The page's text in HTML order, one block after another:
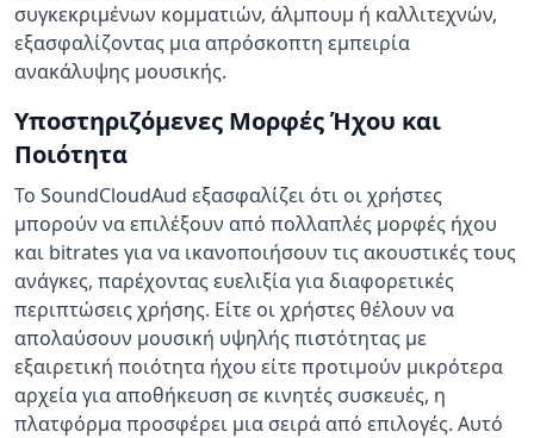
συγκεκριμένων κομματιών, άλμπουμ ή καλλιτεχνών,
εξασφαλίζοντας μια απρόσκοπτη εμπειρία
ανακάλυψης μουσικής.
Υποστηριζόμενες Μορφές Ήχου και
Ποιότητα
Το SoundCloudAud εξασφαλίζει ότι οι χρήστες
μπορούν να επιλέξουν από πολλαπλές μορφές ήχου
και bitrates για να ικανοποιήσουν τις ακουστικές τους
ανάγκες, παρέχοντας ευελιξία για διαφορετικές
περιπτώσεις χρήσης. Είτε οι χρήστες θέλουν να
απολαύσουν μουσική υψηλής πιστότητας με
εξαιρετική ποιότητα ήχου είτε προτιμούν μικρότερα
αρχεία για αποθήκευση σε κινητές συσκευές, η
πλατφόρμα προσφέρει μια σειρά από επιλογές. Αυτό